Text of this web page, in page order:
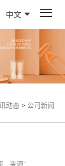
中文
动态> 公司新闻
来源：